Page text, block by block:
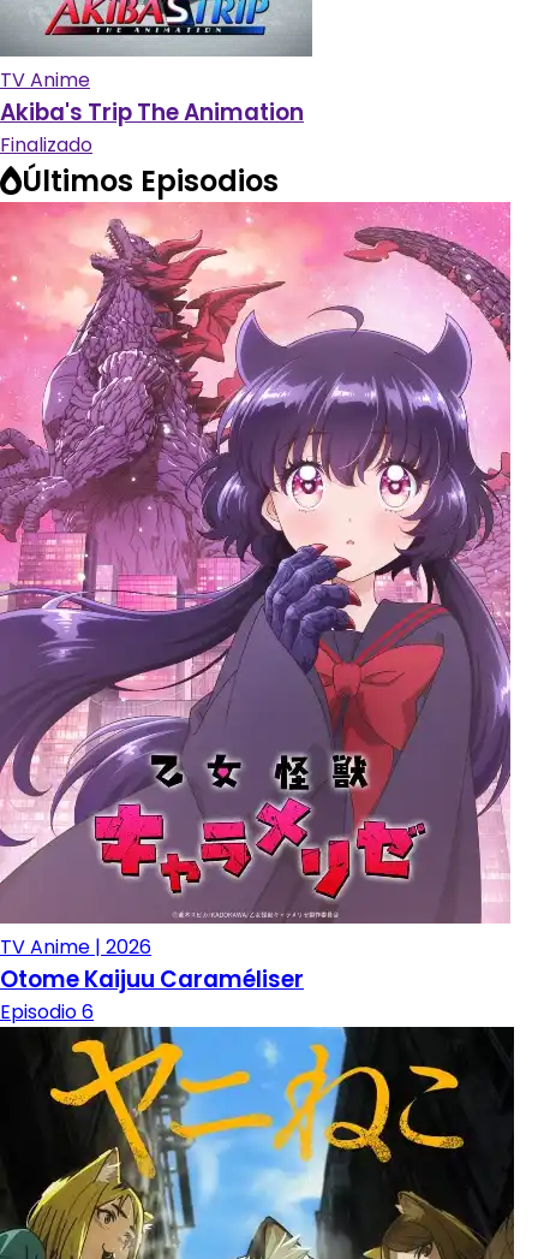
TV Anime
Akiba's Trip The Animation
Finalizado
Últimos Episodios
TV Anime | 2026
Otome Kaijuu Caraméliser
Episodio 6